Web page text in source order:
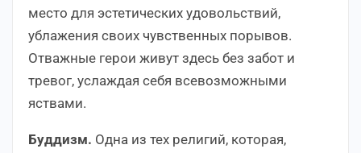
место для эстетических удовольствий,
ублажения своих чувственных порывов.
Отважные герои живут здесь без забот и
тревог, услаждая себя всевозможными
яствами.
Буддизм. Одна из тех религий, которая,